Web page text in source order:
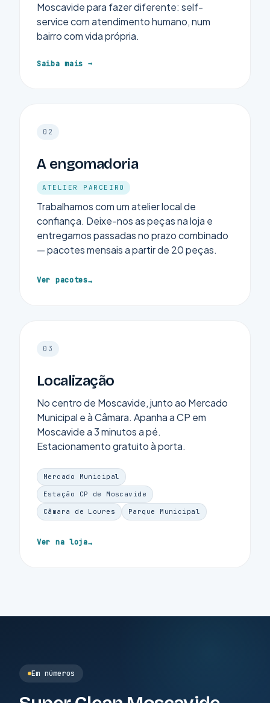
Moscavide para fazer diferente: self-
service com atendimento humano, num
bairro com vida própria.
Saiba mais
02
A engomadoria
ATELIER PARCEIRO
Trabalhamos com um atelier local de
confiança. Deixe-nos as peças na loja e
entregamos passadas no prazo combinado
— pacotes mensais a partir de 20 peças.
Ver pacotes
03
Localização
No centro de Moscavide, junto ao Mercado
Municipal e à Câmara. Apanha a CP em
Moscavide a 3 minutos a pé.
Estacionamento gratuito à porta.
Mercado Municipal
Estação CP de Moscavide
Câmara de Loures Parque Municipal
Ver na loja
Em números